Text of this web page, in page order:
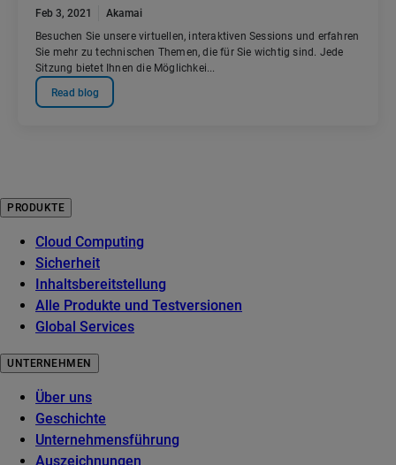
Feb 3, 2021
Akamai
Besuchen Sie unsere virtuellen, interaktiven Sessions und erfahren
Sie mehr zu technischen Themen, die für Sie wichtig sind. Jede
Sitzung bietet Ihnen die Möglichkei...
Read blog
PRODUKTE
Cloud Computing
Sicherheit
Inhaltsbereitstellung
Alle Produkte und Testversionen
Global Services
UNTERNEHMEN
Über uns
Geschichte
Unternehmensführung
Auszeichnungen